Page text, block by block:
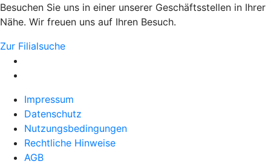
Besuchen Sie uns in einer unserer Geschäftsstellen in Ihrer
Nähe. Wir freuen uns auf Ihren Besuch.
Zur Filialsuche
Impressum
Datenschutz
Nutzungsbedingungen
Rechtliche Hinweise
AGB